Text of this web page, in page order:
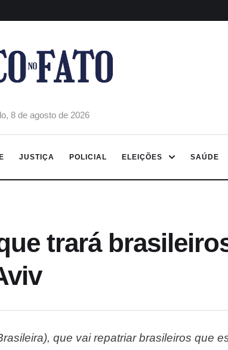
8 de agosto de 2026
JUSTIÇA POLICIAL ELEIÇÕES SAÚDE
trará
que vai repatriar brasileiros que